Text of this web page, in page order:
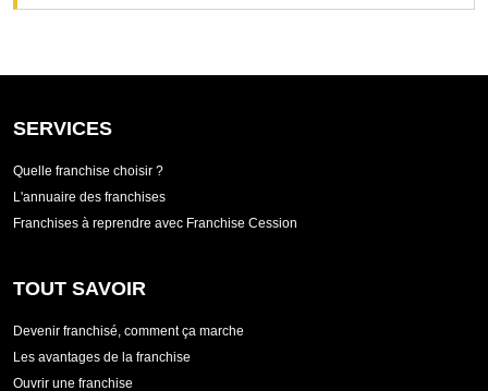
SERVICES
Quelle franchise choisir ?
L'annuaire des franchises
Franchises à reprendre avec Franchise Cession
TOUT SAVOIR
Devenir franchisé, comment ça marche
Les avantages de la franchise
Ouvrir une franchise